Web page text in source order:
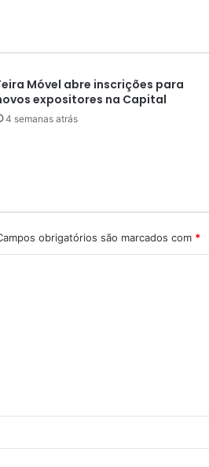
Móvel abre inscrições para
expositores na Capital
4 semanas atrás
obrigatórios são marcados com *